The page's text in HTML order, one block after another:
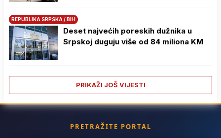
REPUBLIKA SRPSKA / BIH
Deset najvećih poreskih dužnika u
Srpskoj duguju više od 84 miliona KM
PRIKAŽI JOŠ VIJESTI
PRETRAŽITE PORTAL